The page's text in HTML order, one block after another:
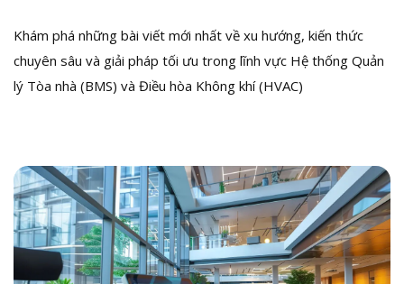
Khám phá những bài viết mới nhất về xu hướng, kiến thức
chuyên sâu và giải pháp tối ưu trong lĩnh vực Hệ thống Quản
lý Tòa nhà (BMS) và Điều hòa Không khí (HVAC)